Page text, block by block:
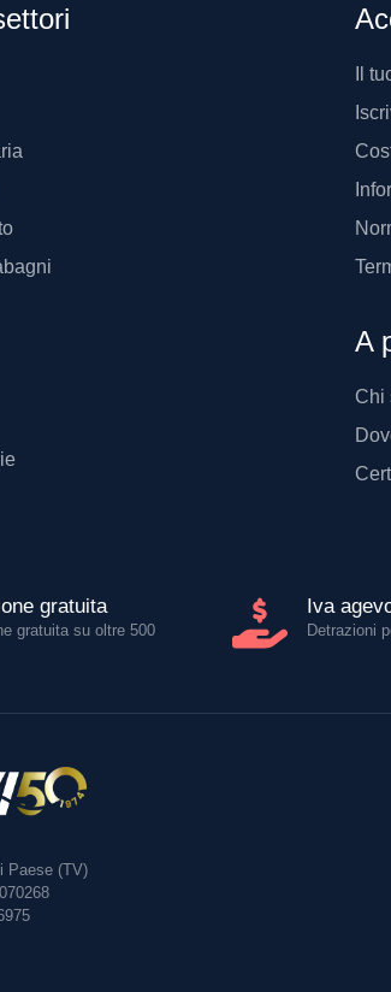
Il
A
Chi
gratuita
gratuita su oltre 500
Iva
Detrazioni
Paese (TV)